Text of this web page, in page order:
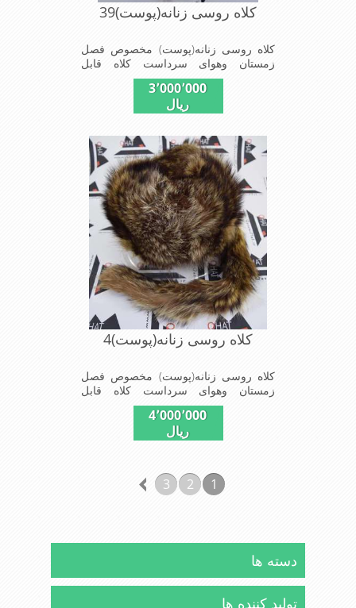
کلاه روسی زنانه(پوست)39
کلاه روسی زنانه(پوست) مخصوص فصل
زمستان وهوای سرداست کلاه قابل
استفاده درسایزهای 58-59می باشد(فری
سایز)وجنس این کلاه ازپوست طبیی(خَز)
تهیه شده است وآستری آن ازجنس ساتن
باشدبه همین دلیل به راحتی درسوزهای
سرد زمستانی تمامی سروپشت گردن رو
گرم نگاه می دارد
3٬000٬000
ریال
کلاه روسی زنانه(پوست)4
کلاه روسی زنانه(پوست) مخصوص فصل
زمستان وهوای سرداست کلاه قابل
استفاده درسایزهای 58-59می باشد(فری
سایز)وجنس این کلاه ازپوست طبیی(خَز)
تهیه شده است وآستری آن ازجنس ساتن
سرد زمستانی تمامی سروپشت گردن رو
گرم نگاه می دارد
4٬000٬000
ریال
1
2
3
دسته ها
تولید کننده ها